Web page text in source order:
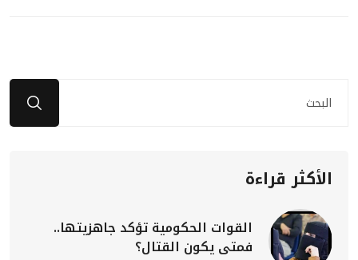
الأكثر قراءة
القوات الحكومية تؤكد جاهزيتها..
فمتى يكون القتال؟